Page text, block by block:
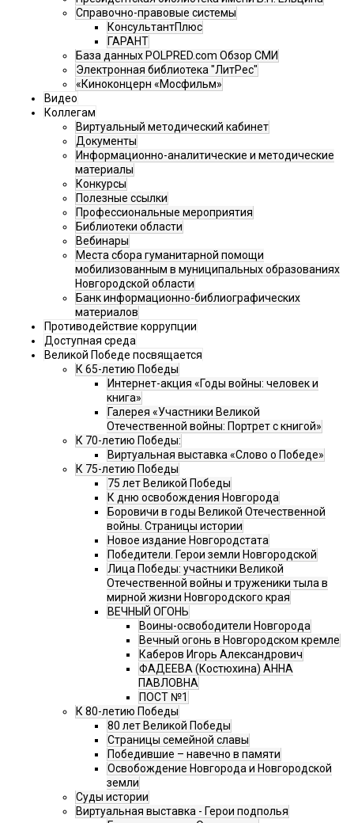
Справочно-правовые системы
КонсультантПлюс
ГАРАНТ
База данных POLPRED.com Обзор СМИ
Электронная библиотека "ЛитРес"
«Киноконцерн «Мосфильм»
Видео
Коллегам
Виртуальный методический кабинет
Документы
Информационно-аналитические и методические
материалы
Конкурсы
Полезные ссылки
Профессиональные мероприятия
Библиотеки области
Вебинары
Места сбора гуманитарной помощи
мобилизованным в муниципальных образованиях
Новгородской области
Банк информационно-библиографических
материалов
Противодействие коррупции
Доступная среда
Великой Победе посвящается
К 65-летию Победы
Интернет-акция «Годы войны: человек и
книга»
Галерея «Участники Великой
Отечественной войны: Портрет с книгой»
К 70-летию Победы:
Виртуальная выставка «Слово о Победе»
К 75-летию Победы
75 лет Великой Победы
К дню освобождения Новгорода
Боровичи в годы Великой Отечественной
войны. Страницы истории
Новое издание Новгородстата
Победители. Герои земли Новгородской
Лица Победы: участники Великой
Отечественной войны и труженики тыла в
мирной жизни Новгородского края
ВЕЧНЫЙ ОГОНЬ
Воины-освободители Новгорода
Вечный огонь в Новгородском кремле
Каберов Игорь Александрович
ФАДЕЕВА (Костюхина) АННА
ПАВЛОВНА
ПОСТ №1
К 80-летию Победы
80 лет Великой Победы
Страницы семейной славы
Победившие – навечно в памяти
Освобождение Новгорода и Новгородской
земли
Суды истории
Виртуальная выставка - Герои подполья